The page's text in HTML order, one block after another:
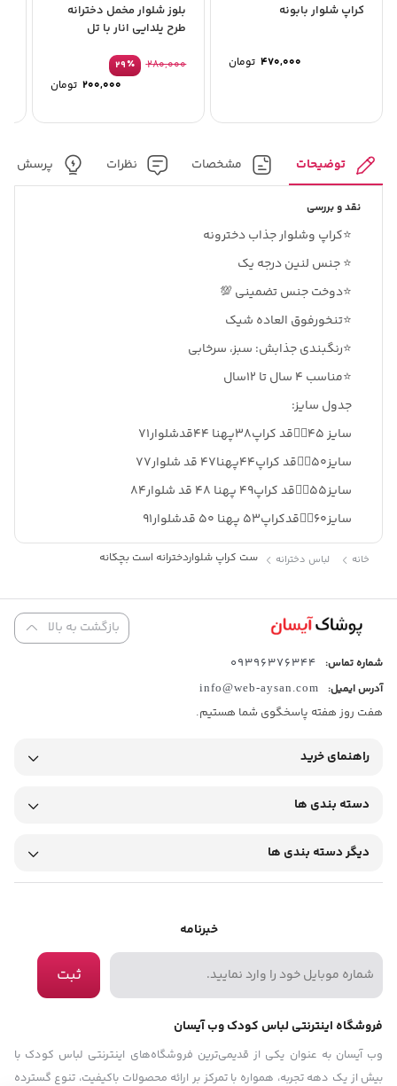
کراپ شلوار بابونه
470,000 تومان
بلوز شلوار مخمل دخترانه
طرح یلدایی انار با تل
٪29
280,000
200,000 تومان
توضیحات مشخصات نظرات پرسش و
نقد و بررسی
⭐️کراپ و‌شلوار جذاب دخترونه
⭐️ جنس لنین درجه یک
⭐️دوخت جنس تضمینی 💯
⭐️تنخورفوق العاده شیک
⭐️رنگبندی جذابش: سبز، سرخابی
⭐️مناسب ۴ سال تا ۱۲سال
جدول سایز:
سایز ۴۵👈🏼قد کراپ۳۸پهنا ۴۴قدشلوار۷۱
سایز۵۰👈🏼قد کراپ۴۴پهنا۴۷ قد شلوار۷۷
سایز۵۵👈🏼قد کراپ۴۹ پهنا ۴۸ قد شلوار۸۴
سایز۶۰👈🏼قدکراپ۵۳ پهنا ۵۰ قدشلوار۹۱
خانه لباس دخترانه ست کراپ شلواردخترانه |ست بچگانه
بازگشت به بالا
شماره تماس: 09396376344
آدرس ایمیل: info@web-aysan.com
هفت روز هفته پاسخگوی شما هستیم.
راهنمای خرید
دسته بندی ها
دیگر دسته بندی ها
خبرنامه
ثبت
فروشگاه اینترنتی لباس کودک وب آیسان
وب آیسان به عنوان یکی از قدیمی‌ترین فروشگاه‌های اینترنتی لباس کودک با
بیش از یک دهه تجربه، همواره با تمرکز بر ارائه محصولات باکیفیت، تنوع گسترده